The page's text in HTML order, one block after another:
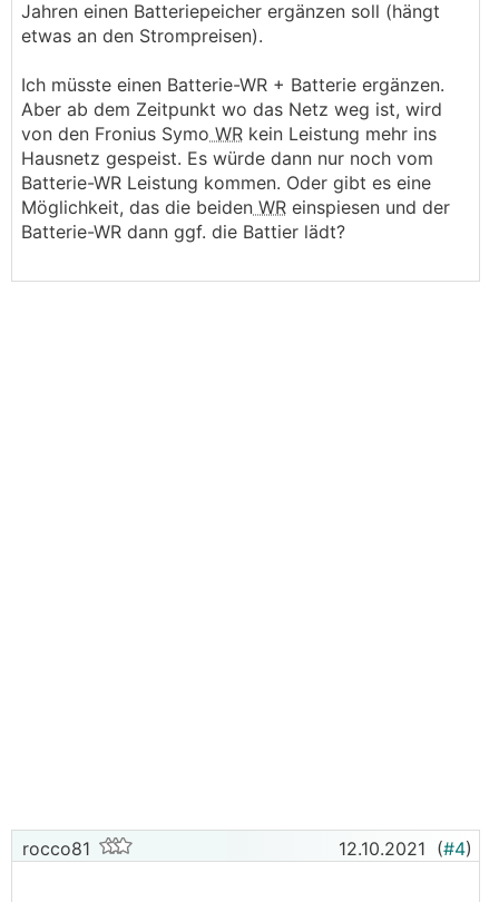
Jahren einen Batteriepeicher ergänzen soll (hängt
etwas an den Strompreisen).
Ich müsste einen Batterie-WR + Batterie ergänzen.
Aber ab dem Zeitpunkt wo das Netz weg ist, wird
von den Fronius Symo WR kein Leistung mehr ins
Hausnetz gespeist. Es würde dann nur noch vom
Batterie-WR Leistung kommen. Oder gibt es eine
Möglichkeit, das die beiden WR einspiesen und der
Batterie-WR dann ggf. die Battier lädt?
rocco81 12.10.2021 (#4)